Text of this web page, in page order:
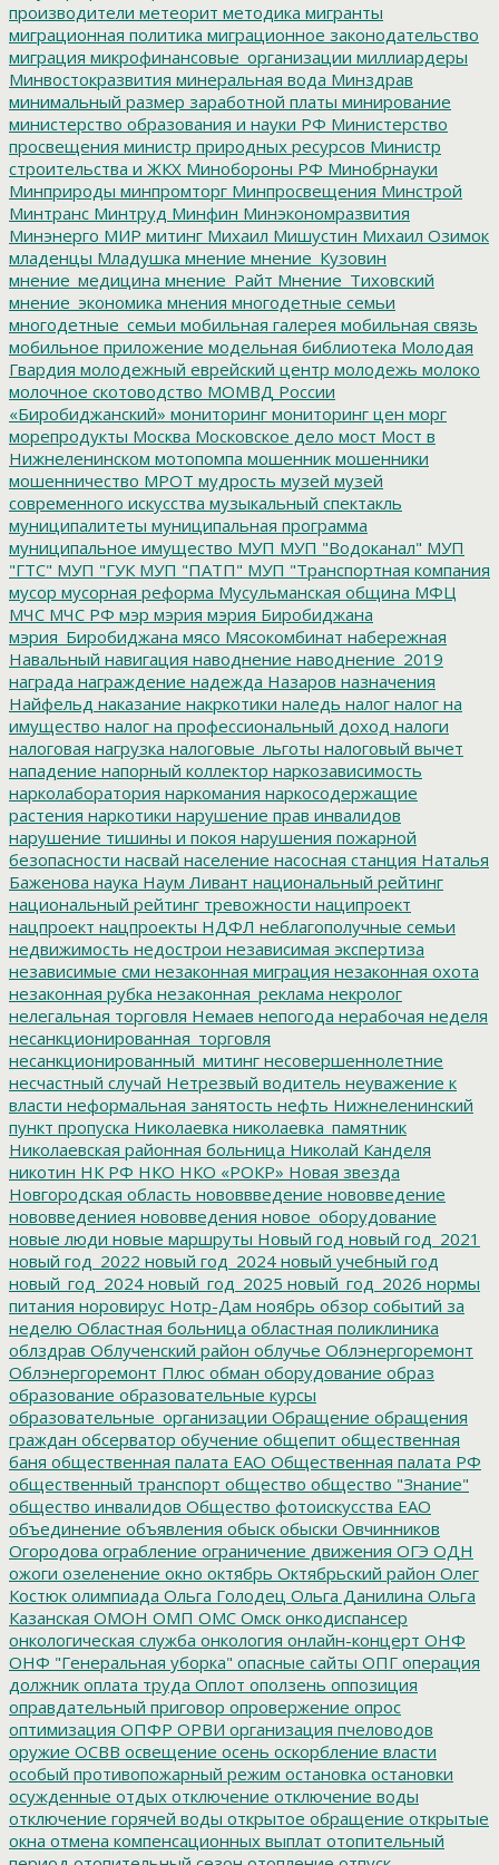
производители метеорит методика мигранты
миграционная политика миграционное законодательство
миграция микрофинансовые_организации миллиардеры
Минвостокразвития минеральная вода Минздрав
минимальный размер заработной платы минирование
министерство образования и науки РФ Министерство
просвещения министр природных ресурсов Министр
строительства и ЖКХ Минобороны РФ Минобрнауки
Минприроды минпромторг Минпросвещения Минстрой
Минтранс Минтруд Минфин Минэкономразвития
Минэнерго МИР митинг Михаил Мишустин Михаил Озимок
младенцы Младушка мнение мнение_Кузовин
мнение_медицина мнение_Райт Мнение_Тиховский
мнение_экономика мнения многодетные семьи
многодетные_семьи мобильная галерея мобильная связь
мобильное приложение модельная библиотека Молодая
Гвардия молодежный еврейский центр молодежь молоко
молочное скотоводство МОМВД России
«Биробиджанский» мониторинг мониторинг цен морг
морепродукты Москва Московское дело мост Мост в
Нижнеленинском мотопомпа мошенник мошенники
мошенничество МРОТ мудрость музей музей
современного искусства музыкальный спектакль
муниципалитеты муниципальная программа
муниципальное имущество МУП МУП "Водоканал" МУП
"ГТС" МУП "ГУК МУП "ПАТП" МУП "Транспортная компания
мусор мусорная реформа Мусульманская община МФЦ
МЧС МЧС РФ мэр мэрия мэрия Биробиджана
мэрия_Биробиджана мясо Мясокомбинат набережная
Навальный навигация наводнение наводнение_2019
награда награждение надежда Назаров назначения
Найфельд наказание накркотики наледь налог налог на
имущество налог на профессиональный доход налоги
налоговая нагрузка налоговые_льготы налоговый вычет
нападение напорный коллектор наркозависимость
нарколаборатория наркомания наркосодержащие
растения наркотики нарушение прав инвалидов
нарушение тишины и покоя нарушения пожарной
безопасности насвай население насосная станция Наталья
Баженова наука Наум Ливант национальный рейтинг
национальный рейтинг тревожности наципроект
нацпроект нацпроекты НДФЛ неблагополучные семьи
недвижимость недострои независимая экспертиза
независимые сми незаконная миграция незаконная охота
незаконная рубка незаконная_реклама некролог
нелегальная торговля Немаев непогода нерабочая неделя
несанкционированная_торговля
несанкционированный_митинг несовершеннолетние
несчастный случай Нетрезвый водитель неуважение к
власти неформальная занятость нефть Нижнеленинский
пункт пропуска Николаевка николаевка_памятник
Николаевская районная больница Николай Канделя
никотин НК РФ НКО НКО «РОКР» Новая звезда
Новгородская область нововвведение нововведение
нововведениея нововведения новое_оборудование
новые люди новые маршруты Новый год новый год_2021
новый год_2022 новый год_2024 новый учебный год
новый_год_2024 новый_год_2025 новый_год_2026 нормы
питания норовирус Нотр-Дам ноябрь обзор событий за
неделю Областная больница областная поликлиника
облздрав Облученский район облучье Облэнергоремонт
Облэнергоремонт Плюс обман оборудование образ
образование образовательные курсы
образовательные_организации Обращение обращения
граждан обсерватор обучение общепит общественная
баня общественная палата ЕАО Общественная палата РФ
общественный транспорт общество общество "Знание"
общество инвалидов Общество фотоискусства ЕАО
объединение объявления обыск обыски Овчинников
Огородова ограбление ограничение движения ОГЭ ОДН
ожоги озеленение окно октябрь Октябрьский район Олег
Костюк олимпиада Ольга Голодец Ольга Данилина Ольга
Казанская ОМОН ОМП ОМС Омск онкодиспансер
онкологическая служба онкология онлайн-концерт ОНФ
ОНФ "Генеральная уборка" опасные сайты ОПГ операция
должник оплата труда Оплот оползень оппозиция
оправдательный приговор опровержение опрос
оптимизация ОПФР ОРВИ организация пчеловодов
оружие ОСВВ освещение осень оскорбление власти
особый противопожарный режим остановка остановки
осужденные отдых отключение отключение воды
отключение горячей воды открытое обращение открытые
окна отмена компенсационных выплат отопительный